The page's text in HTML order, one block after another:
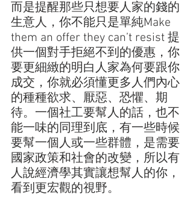
而是提醒那些只想要人家的錢的
生意人，你不能只是單純Make
them an offer they can’t resist 提
供一個對手拒絕不到的優惠，你
要更細緻的明白人家為何要跟你
成交，你就必須懂更多人們內心
的種種欲求、厭惡、恐懼、期
待。一個社工要幫人的話，也不
能一味的同理到底，有一些時候
要幫一個人或一些群體，是需要
國家政策和社會的改變，所以有
人說經濟學其實讓想幫人的你，
看到更宏觀的視野。